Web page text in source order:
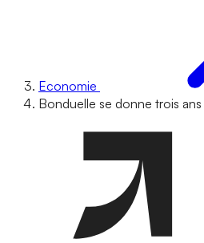
Economie
Bonduelle se donne trois